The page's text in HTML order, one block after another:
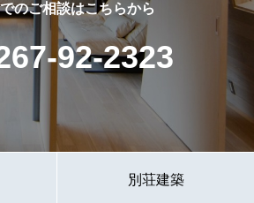
のご相談はこちらから
92-2323
別荘建築